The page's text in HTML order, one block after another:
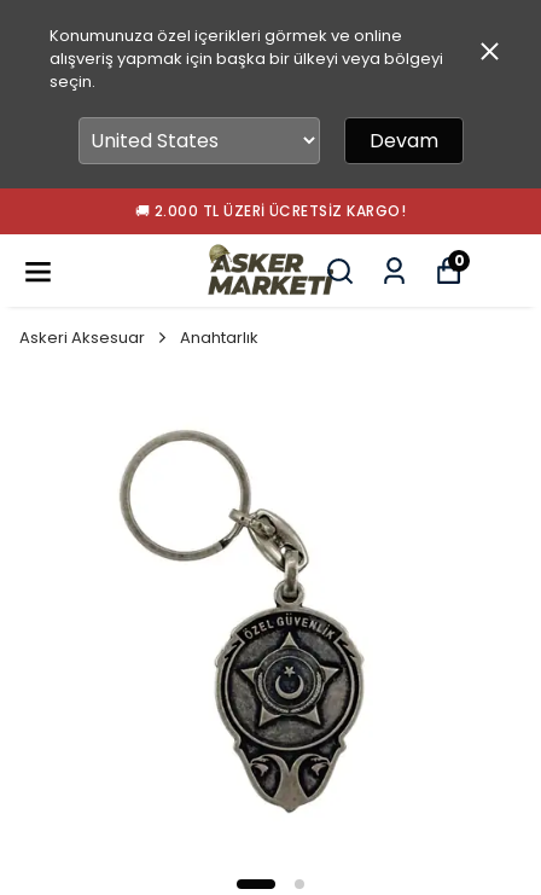
Konumunuza özel içerikleri görmek ve online
alışveriş yapmak için başka bir ülkeyi veya bölgeyi
seçin.
Devam
🚚 2.000 TL ÜZERI ÜCRETSIZ KARGO!
0
Askeri Aksesuar Anahtarlık